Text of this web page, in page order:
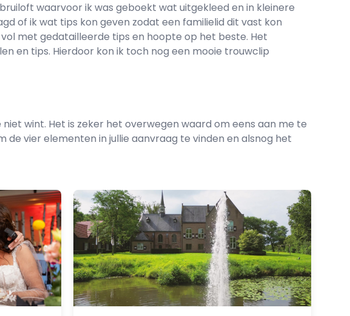
waarvoor ik was geboekt wat uitgekleed en in kleinere
of ik wat tips kon geven zodat een familielid dit vast kon
met gedatailleerde tips en hoopte op het beste. Het
en tips. Hierdoor kon ik toch nog een mooie trouwclip
wint. Het is zeker het overwegen waard om eens aan me te
vier elementen in jullie aanvraag te vinden en alsnog het